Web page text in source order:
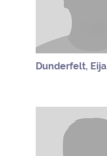
Dunderfelt, Eija